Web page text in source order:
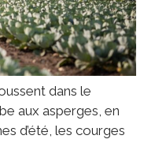
dans le
aux asperges, en
d’été, les courges